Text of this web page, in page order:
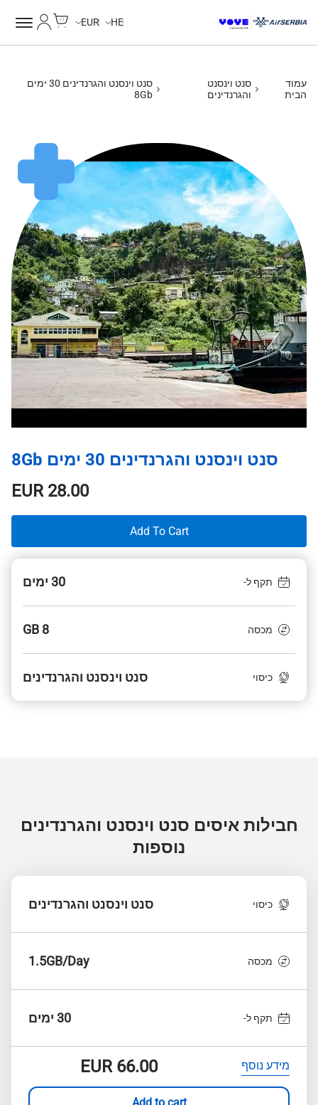
HE
EUR
עמוד
הבית
סנט וינסנט
והגרנדינים
סנט וינסנט והגרנדינים 30 ימים
8Gb
סנט וינסנט והגרנדינים 30 ימים 8Gb
EUR28.00
Add To Cart
תקף ל- 30 ימים
מכסה 8 GB
כיסוי סנט וינסנט והגרנדינים
חבילות איסים סנט וינסנט והגרנדינים
נוספות
כיסוי סנט וינסנט והגרנדינים
מכסה 1.5GB/Day
תקף ל- 30 ימים
מידע נוסף EUR66.00
Add to cart